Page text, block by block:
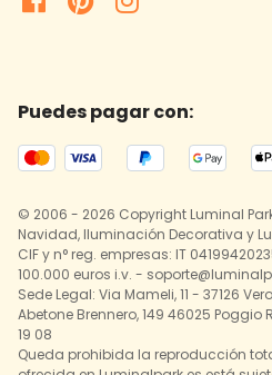
Puedes pagar con:
© 2006 - 2026 Copyright Luminal
Navidad, Iluminación Decorativa y
CIF y n° reg. empresas: IT
100.000 euros i.v. -
Sede Legal: Via Mameli, 11 - 37126
Abetone Brennero, 149 46025 Poggio
19 08
Queda prohibida la reproducción